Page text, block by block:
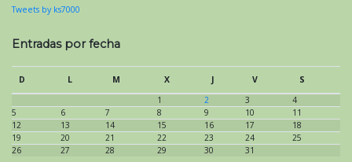
Tweets by ks7000
Entradas por fecha
D L M X J V
S
1
2 3
4
5
6 7 8 9 10
11
12
13 14 15 16 17
18
19
20 21 22 23 24
25
26
27 28 29 30 31